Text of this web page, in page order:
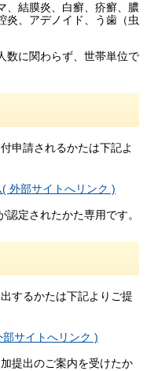
、結膜炎、白癬、疥癬、膿
炎、アデノイド、う歯（虫
数に関わらず、世帯単位で
申請されるかたは下記よ
外部サイトへリンク )
定されたかた専用です。
するかたは下記よりご提
サイトへリンク )
提出のご案内を受けたか